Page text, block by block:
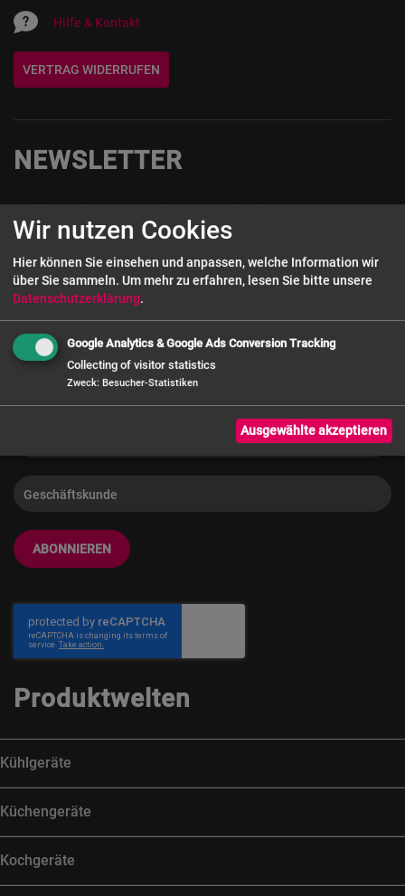
Hilfe & Kontakt
VERTRAG WIDERRUFEN
NEWSLETTER
Gutschein auf Deine nächste Bestellung!
Wenn Sie unseren Newsletter abonnieren, willigen Sie damit ein, dass Ihre
Bestandsdaten wie E-Mail Adresse sowie (falls angegeben) Vorname, Name,
Kundengruppe gespeichert werden. Ihre Daten werden dann auf Grundlage
Ihrer Einwilligung gemäß Art. 6 Abs. 1 a) DSGVO verarbeitet.Newsletter-
Info
ABONNIEREN
Produktwelten
Kühlgeräte
Küchengeräte
Kochgeräte
Wir nutzen Cookies
Hier können Sie einsehen und anpassen, welche Information wir
über Sie sammeln. Um mehr zu erfahren, lesen Sie bitte unsere
Datenschutzerklärung.
Google Analytics & Google Ads Conversion Tracking
Collecting of visitor statistics
Zweck: Besucher-Statistiken
Ausgewählte akzeptieren